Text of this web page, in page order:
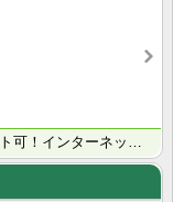
『セジョリ新宿西落合』の物件情報です！ペット可！インターネット無料！分譲賃貸マンション！西武池袋線「･･･